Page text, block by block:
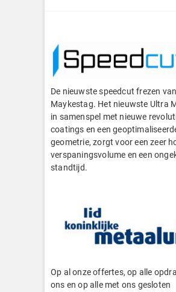
De nieuwste speedcut frezen van
Maykestag. Het nieuwste Ultra
in samenspel met nieuwe
coatings en een
geometrie, zorgt voor een zeer
verspaningsvolume en een
standtijd.
Op al onze offertes, op alle
ons en op alle met ons gesloten